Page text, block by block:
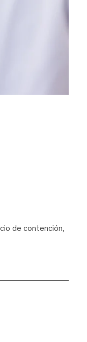
de contención,